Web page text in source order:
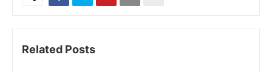
Related Posts